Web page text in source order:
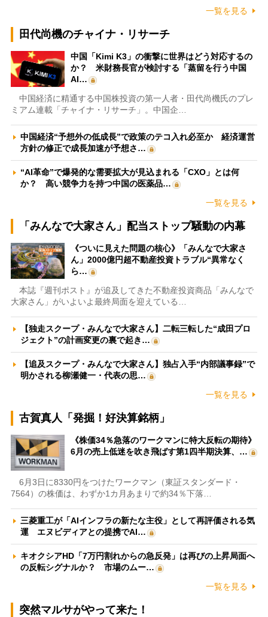
一覧を見る
田代尚機のチャイナ・リサーチ
中国「Kimi K3」の衝撃に世界はどう対応するの
か？ 米財務長官が検討する「蒸留を行う中国
AI…
中国経済に精通する中国株投資の第一人者・田代尚機氏のプレ
ミアム連載「チャイナ・リサーチ」。中国企…
中国経済“予想外の低成長”で政策のテコ入れ必至か 経済運営
方針の修正で成長加速が予想さ…
“AI革命”で爆発的な需要拡大が見込まれる「CXO」とは何
か？ 高い競争力を持つ中国の医薬品…
一覧を見る
「みんなで大家さん」配当ストップ騒動の内幕
《ついに見えた問題の核心》「みんなで大家さ
ん」2000億円超不動産投資トラブル“異常なく
ら…
本誌『週刊ポスト』が追及してきた不動産投資商品「みんなで
大家さん」がいよいよ最終局面を迎えている…
【独走スクープ・みんなで大家さん】二転三転した“成田プロ
ジェクト”の計画変更の裏で起き…
【追及スクープ・みんなで大家さん】独占入手“内部議事録”で
明かされる柳瀬健一・代表の思…
一覧を見る
古賀真人「発掘！好決算銘柄」
《株価34％急落のワークマンに特大反転の期待》
6月の売上低迷を吹き飛ばす第1四半期決算、…
6月3日に8330円をつけたワークマン（東証スタンダード・
7564）の株価は、わずか1カ月あまりで約34％下落…
三菱重工が「AIインフラの新たな主役」として再評価される気
運 エヌビディアとの提携でAI…
キオクシアHD「7万円割れからの急反発」は再びの上昇局面へ
の反転シグナルか？ 市場のムー…
一覧を見る
突然マルサがやって来た！